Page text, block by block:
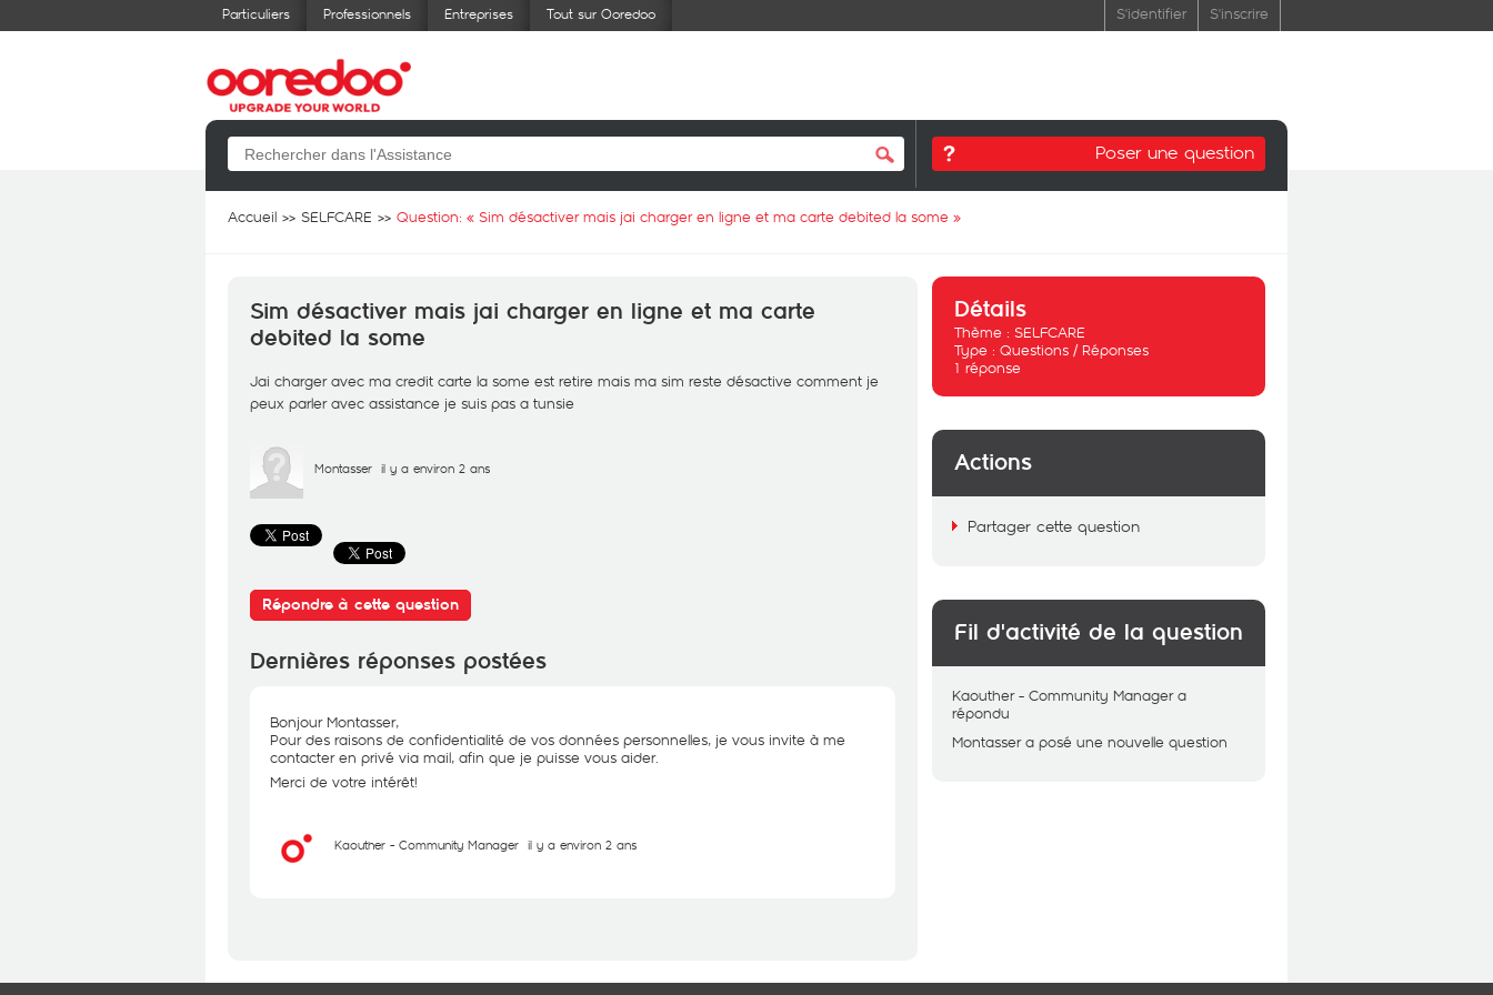
Particuliers Professionnels Entreprises Tout sur Ooredoo S'identifier S'inscrire
Poser une question
Accueil SELFCARE Question: « Sim désactiver mais jai charger en ligne et ma carte debited la some »
Sim désactiver mais jai charger en ligne et ma carte
debited la some
Jai charger avec ma credit carte la some est retire mais ma sim reste désactive comment je
peux parler avec assistance je suis pas a tunsie
Montasser il y a environ 2 ans
Répondre à cette question
Dernières réponses postées
Bonjour Montasser,
Pour des raisons de confidentialité de vos données personnelles, je vous invite à me
contacter en privé via mail, afin que je puisse vous aider.
Merci de votre intérêt!
Kaouther - Community Manager il y a environ 2 ans
Détails
Thème : SELFCARE
Type : Questions / Réponses
1 réponse
Actions
Partager cette question
Fil d'activité de la question
Kaouther - Community Manager a
répondu
Montasser a posé une nouvelle question